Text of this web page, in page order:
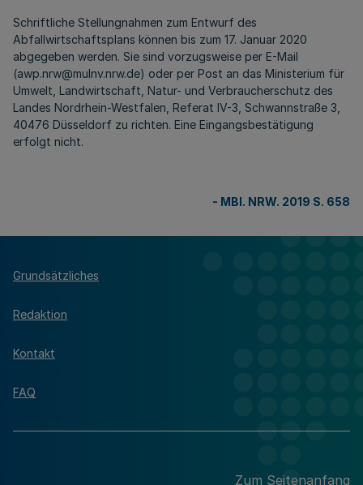
Schriftliche Stellungnahmen zum Entwurf des
Abfallwirtschaftsplans können bis zum 17. Januar 2020
abgegeben werden. Sie sind vorzugsweise per E-Mail
(awp.nrw@mulnv.nrw.de) oder per Post an das Ministerium für
Umwelt, Landwirtschaft, Natur- und Verbraucherschutz des
Landes Nordrhein-Westfalen, Referat IV-3, Schwannstraße 3,
40476 Düsseldorf zu richten. Eine Eingangsbestätigung
erfolgt nicht.
- MBl. NRW. 2019 S. 658
Grundsätzliches
Redaktion
Kontakt
FAQ
Zum Seitenanfang